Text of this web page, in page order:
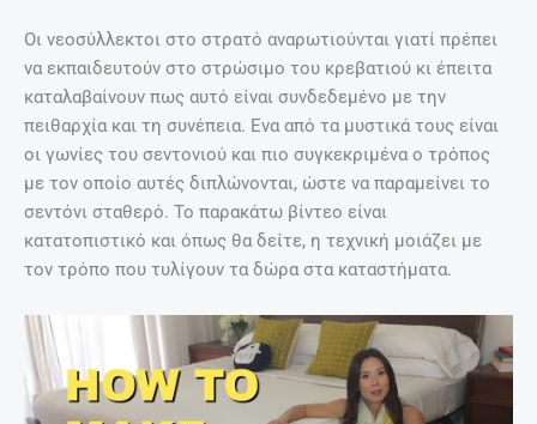
Οι νεοσύλλεκτοι στο στρατό αναρωτιούνται γιατί πρέπει
να εκπαιδευτούν στο στρώσιμο του κρεβατιού κι έπειτα
καταλαβαίνουν πως αυτό είναι συνδεδεμένο με την
πειθαρχία και τη συνέπεια. Ενα από τα μυστικά τους είναι
οι γωνίες του σεντονιού και πιο συγκεκριμένα ο τρόπος
με τον οποίο αυτές διπλώνονται, ώστε να παραμείνει το
σεντόνι σταθερό. Το παρακάτω βίντεο είναι
κατατοπιστικό και όπως θα δείτε, η τεχνική μοιάζει με
τον τρόπο που τυλίγουν τα δώρα στα καταστήματα.